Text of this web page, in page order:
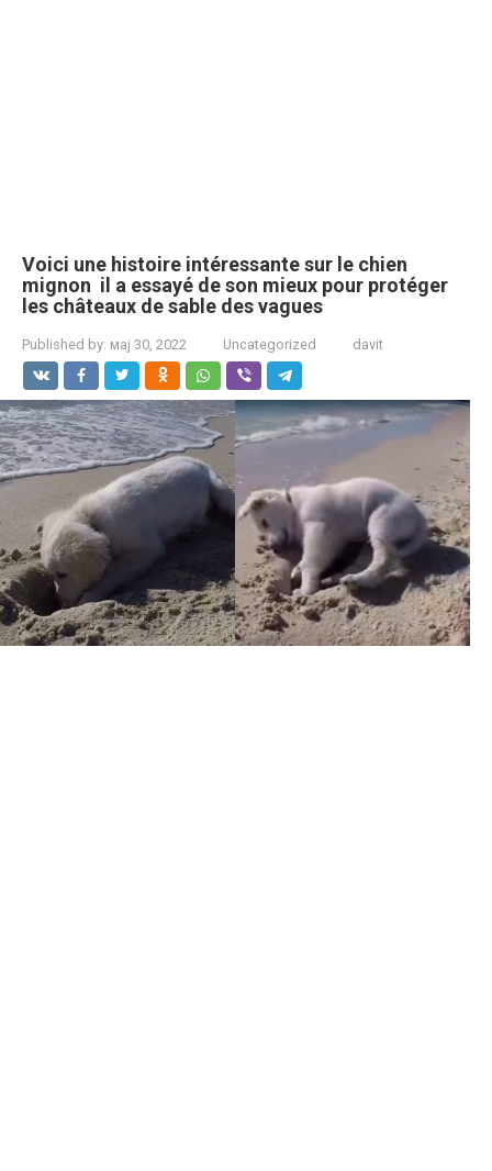
Voici une histoire intéressante sur le chien
mignon il a essayé de son mieux pour protéger
les châteaux de sable des vagues
Published by: мај 30, 2022 Uncategorized davit